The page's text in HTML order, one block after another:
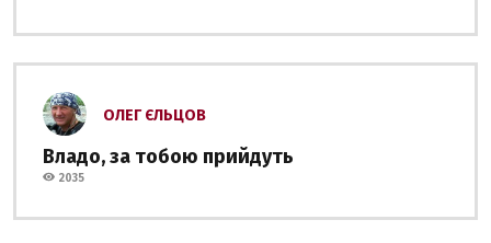
ОЛЕГ ЄЛЬЦОВ
Владо, за тобою прийдуть
2035